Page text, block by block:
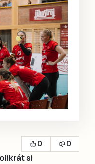
0
0
si